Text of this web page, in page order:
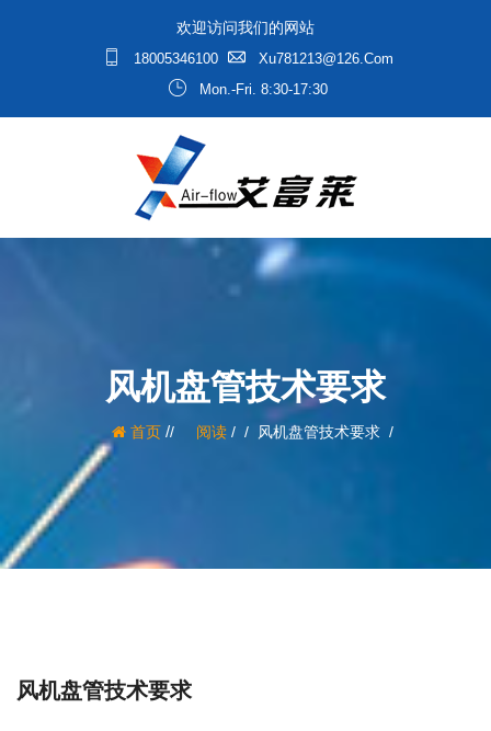
欢迎访问我们的网站
18005346100
Xu781213@126.com
Mon.-Fri. 8:30-17:30
风机盘管技术要求
首页/ 阅读/ 风机盘管技术要求
风机盘管技术要求